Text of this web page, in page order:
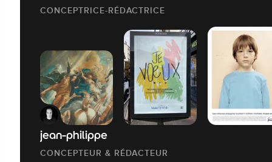
CONCEPTRICE-RÉDACTRICE
jean-philippe
CONCEPTEUR & RÉDACTEUR